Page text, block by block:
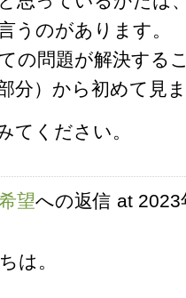
うのがあります。
の問題が解決する
分）から初めて見
てください。
望への返信 at
は。